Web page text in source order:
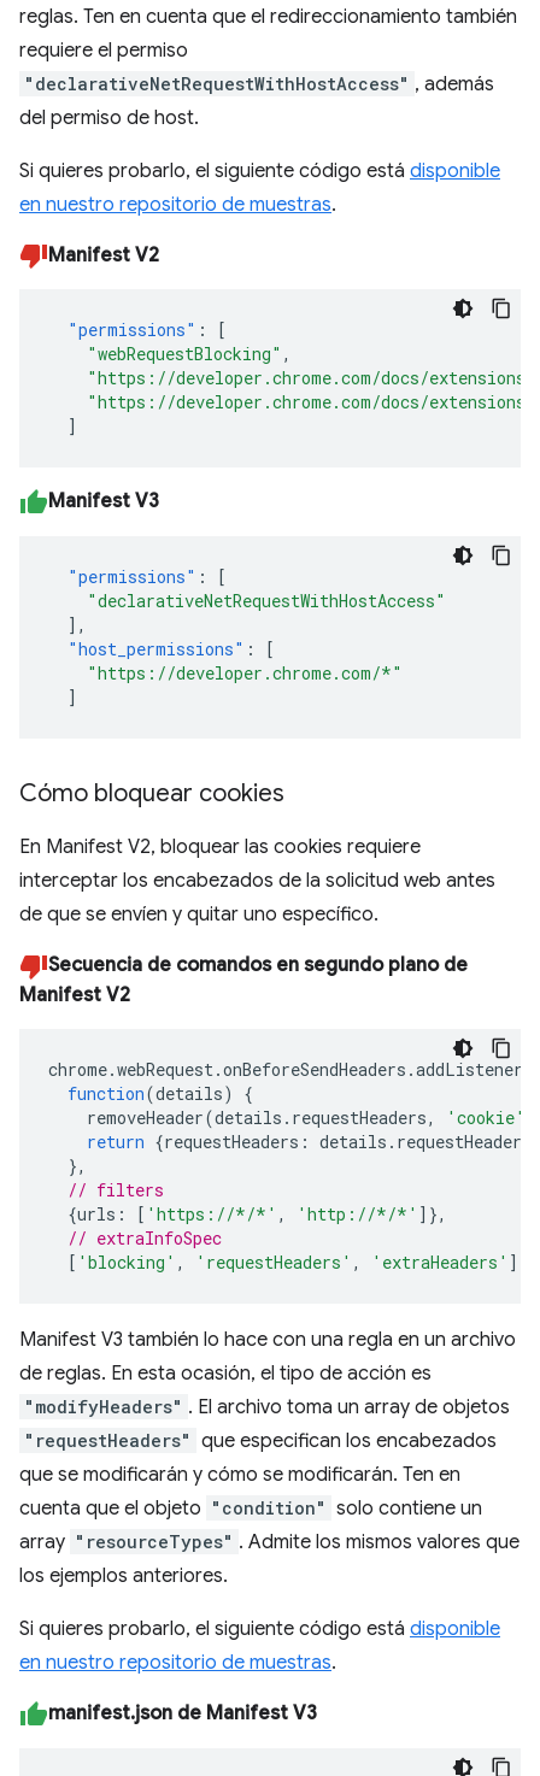
reglas. Ten en cuenta que el redireccionamiento también
requiere el permiso
"declarativeNetRequestWithHostAccess" , además
del permiso de host.
Si quieres probarlo, el siguiente código está disponible
en nuestro repositorio de muestras.
Manifest V2
"permissions" :
[
"webRequestBlocking" ,
"https://developer.chrome.com/docs/
"https://developer.chrome.com/docs/
]
Manifest V3
"permissions" :
[
"declarativeNetRequestWithHostAccess"
],
"host_permissions" :
[
"https://developer.chrome.com/*"
]
Cómo bloquear cookies
En Manifest V2, bloquear las cookies requiere
interceptar los encabezados de la solicitud web antes
de que se envíen y quitar uno específico.
Secuencia de comandos en segundo plano de
Manifest V2
chrome.webRequest.onBeforeSendHeaders .addListener
function(details)
{
removeHeader(details . requestHeaders, 'cookie'
return {requestHeaders : details . requestHeaders
},
// filters
{urls : [ 'https://*/*' , 'http://*/*' ]},
// extraInfoSpec
[ 'blocking' , 'requestHeaders' , 'extraHeaders' ]);
Manifest V3 también lo hace con una regla en un archivo
de reglas. En esta ocasión, el tipo de acción es
"modifyHeaders" . El archivo toma un array de objetos
"requestHeaders" que especifican los encabezados
que se modificarán y cómo se modificarán. Ten en
cuenta que el objeto "condition" solo contiene un
array "resourceTypes" . Admite los mismos valores que
los ejemplos anteriores.
Si quieres probarlo, el siguiente código está disponible
en nuestro repositorio de muestras.
manifest.json de Manifest V3